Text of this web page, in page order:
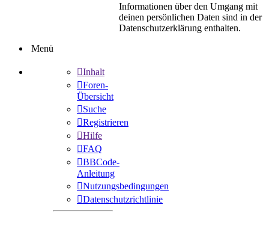
Informationen über den Umgang mit
deinen persönlichen Daten sind in der
Datenschutzerklärung enthalten.
Menü
Inhalt
Foren-
Übersicht
Suche
Registrieren
Hilfe
FAQ
BBCode-
Anleitung
Nutzungsbedingungen
Datenschutzrichtlinie